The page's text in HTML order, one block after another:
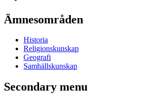
Ämnesområden
Historia
Religionskunskap
Geografi
Samhällskunskap
Secondary menu